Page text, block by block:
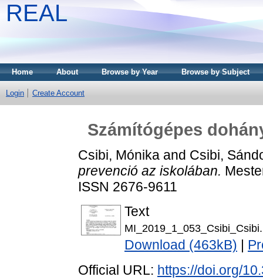
REAL
Home About Browse by Year Browse by Subject
Login Create Account
Számítógépes
Csibi, Mónika and Csibi,
prevenció az iskolában.
ISSN 2676-9611
Text
Download (463kB)
Official URL: https://doi.org/